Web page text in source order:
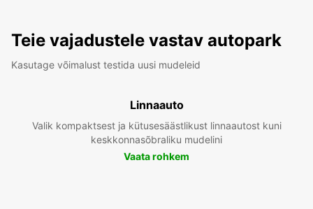
Teie vajadustele vastav autopark
Kasutage võimalust testida uusi mudeleid
Linnaauto
Valik kompaktsest ja kütusesäästlikust linnaautost kuni
keskkonnasõbraliku mudelini
Vaata rohkem